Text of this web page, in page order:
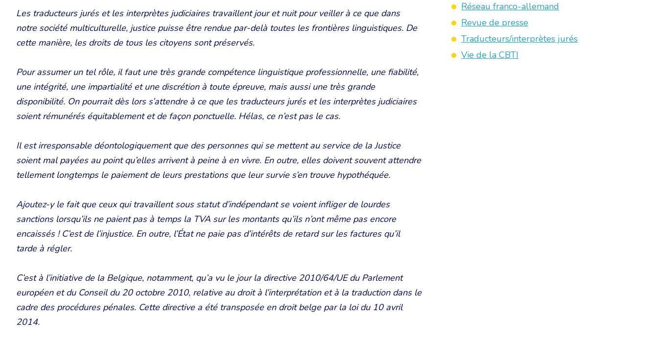
Les traducteurs jurés et les interprètes judiciaires travaillent jour et nuit pour veiller à ce que dans
notre société multiculturelle, justice puisse être rendue par-delà toutes les frontières linguistiques. De
cette manière, les droits de tous les citoyens sont préservés.
Pour assumer un tel rôle, il faut une très grande compétence linguistique professionnelle, une fiabilité,
une intégrité, une impartialité et une discrétion à toute épreuve, mais aussi une très grande
disponibilité. On pourrait dès lors s’attendre à ce que les traducteurs jurés et les interprètes judiciaires
soient rémunérés équitablement et de façon ponctuelle. Hélas, ce n’est pas le cas.
Il est irresponsable déontologiquement que des personnes qui se mettent au service de la Justice
soient mal payées au point qu’elles arrivent à peine à en vivre. En outre, elles doivent souvent attendre
tellement longtemps le paiement de leurs prestations que leur survie s’en trouve hypothéquée.
Ajoutez-y le fait que ceux qui travaillent sous statut d’indépendant se voient infliger de lourdes
sanctions lorsqu’ils ne paient pas à temps la TVA sur les montants qu’ils n’ont même pas encore
encaissés ! C’est de l’injustice. En outre, l’État ne paie pas d’intérêts de retard sur les factures qu’il
tarde à régler.
C’est à l’initiative de la Belgique, notamment, qu’a vu le jour la directive 2010/64/UE du Parlement
européen et du Conseil du 20 octobre 2010, relative au droit à l’interprétation et à la traduction dans le
cadre des procédures pénales. Cette directive a été transposée en droit belge par la loi du 10 avril
2014.
Réseau franco-allemand
Revue de presse
Traducteurs/interprètes jurés
Vie de la CBTI